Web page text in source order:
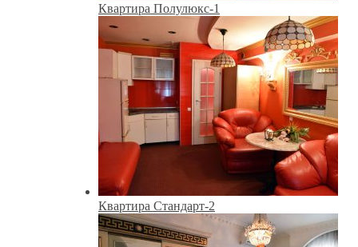
Квартира Полулюкс-1
Квартира Стандарт-2